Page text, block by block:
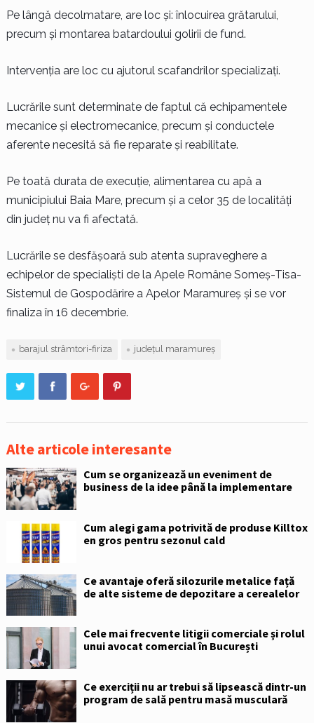
Pe lângă decolmatare, are loc și: înlocuirea grătarului,
precum și montarea batardoului golirii de fund.
Intervenția are loc cu ajutorul scafandrilor specializați.
Lucrările sunt determinate de faptul că echipamentele
mecanice și electromecanice, precum și conductele
aferente necesită să fie reparate și reabilitate.
Pe toată durata de execuție, alimentarea cu apă a
municipiului Baia Mare, precum și a celor 35 de localități
din județ nu va fi afectată.
Lucrările se desfășoară sub atenta supraveghere a
echipelor de specialiști de la Apele Române Someș-Tisa-
Sistemul de Gospodărire a Apelor Maramureș și se vor
finaliza în 16 decembrie.
barajul strâmtori-firiza județul maramureș
Alte articole interesante
Cum se organizează un eveniment de
business de la idee până la implementare
Cum alegi gama potrivită de produse Killtox
en gros pentru sezonul cald
Ce avantaje oferă silozurile metalice față
de alte sisteme de depozitare a cerealelor
Cele mai frecvente litigii comerciale și rolul
unui avocat comercial în București
Ce exerciții nu ar trebui să lipsească dintr-un
program de sală pentru masă musculară